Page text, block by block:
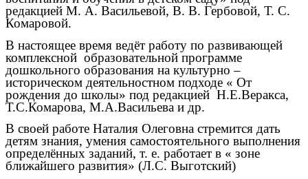
редакцией М. А. Васильевой, В. В. Гербовой, Т. С.
Комаровой.
В настоящее время ведёт работу по развивающей
комплексной образовательной программе
дошкольного образования на культурно –
историческом деятельностном подходе « От
рождения до школы» под редакцией Н.Е.Веракса,
Т.С.Комарова, М.А.Васильева и др.
В своей работе Наталия Олеговна стремится дать
детям знания, умения самостоятельного выполнения
определённых заданий, т. е. работает в « зоне
ближайшего развития» (Л.С. Выготский)